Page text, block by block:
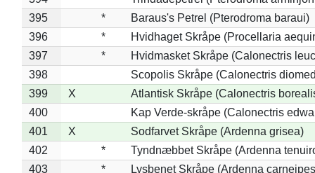
395
*
Baraus's Petrel (Pterodroma baraui)
396
*
Hvidhaget Skråpe (Procellaria
397
*
Hvidmasket Skråpe (Calonectris
398
Scopolis Skråpe (Calonectris
399
X
Atlantisk Skråpe (Calonectris
400
Kap Verde-skråpe (Calonectris
401
X
Sodfarvet Skråpe (Ardenna grisea)
402
*
Tyndnæbbet Skråpe (Ardenna
403
*
Lysbenet Skråpe (Ardenna